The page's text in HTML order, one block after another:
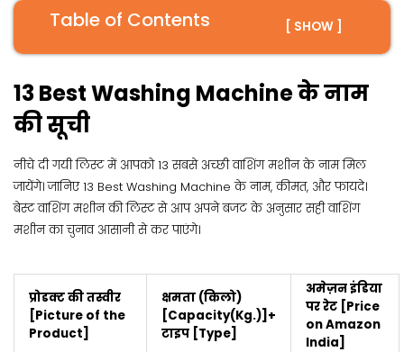
Table of Contents [ SHOW ]
13 Best Washing Machine के नाम
की सूची
नीचे दी गयी लिस्ट में आपको 13 सबसे अच्छी वाशिंग मशीन के नाम मिल
जायेंगे। जानिए 13 Best Washing Machine के नाम, कीमत, और फायदे।
बेस्ट वाशिंग मशीन की लिस्ट से आप अपने बजट के अनुसार सही वाशिंग
मशीन का चुनाव आसानी से कर पाएंगे।
प्रोडक्ट की तस्वीर
[Picture of the
Product]
क्षमता (किलो)
[Capacity(Kg.)]+
टाइप [Type]
अमेज़न इंडिया
पर रेट [Price
on Amazon
India]